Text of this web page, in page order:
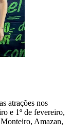
atrações nos
e 1º de fevereiro,
Amazan,